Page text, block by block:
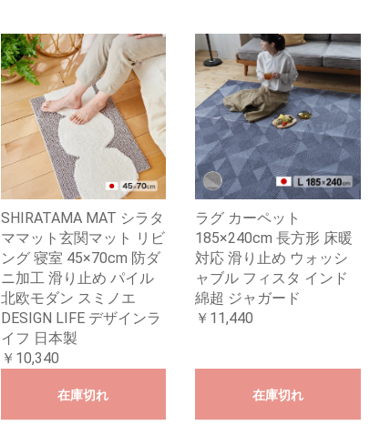
SHIRATAMA MAT シラタ
ママット玄関マット リビ
ング 寝室 45×70cm 防ダ
ニ加工 滑り止め パイル
北欧モダン スミノエ
DESIGN LIFE デザインラ
イフ 日本製
￥10,340
在庫切れ
ラグ カーペット
185×240cm 長方形 床暖
対応 滑り止め ウォッシ
ャブル フィスタ インド
綿超 ジャガード
￥11,440
在庫切れ